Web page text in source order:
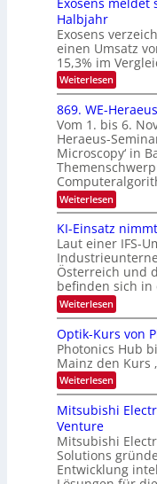
k
S
O
N
2
0
2
6
n
d
i
e
K
I
m
i
t
d
e
n
k
t
Halbjahr
Exosens
einen Umsatz
15,3% im
Weiterlesen:
E
x
o
s
e
n
s
m
e
l
d
e
t
s
t
a
r
k
e
W
a
c
h
s
u
i
m
e
r
869. WE-
Vom 1. bis 6.
Heraeus-
Microscopy‘ in
Weiterlesen:
8
9
.
W
E
-
H
e
r
a
e
u
s
-
S
e
n
a
r
KI-Einsatz
Laut einer IFS-
Österreich und
befinden sich in
Weiterlesen:
K
-
E
i
n
s
t
n
m
m
Optik-Kurs von
Photonics Hub
Mainz den Kurs
Weiterlesen:
O
p
t
k
-
K
u
Mitsubishi
Venture
Mitsubishi
Solutions
Entwicklung